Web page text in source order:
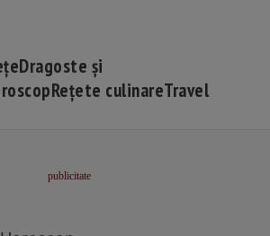
Dragoste și
Rețete culinareTravel